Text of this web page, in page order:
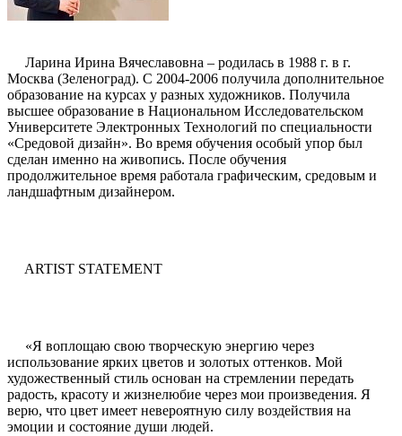
Ларина Ирина Вячеславовна – родилась в 1988 г. в г.
Москва (Зеленоград). С 2004-2006 получила дополнительное
образование на курсах у разных художников. Получила
высшее образование в Национальном Исследовательском
Университете Электронных Технологий по специальности
«Средовой дизайн». Во время обучения особый упор был
сделан именно на живопись. После обучения
продолжительное время работала графическим, средовым и
ландшафтным дизайнером.
ARTIST STATEMENT
«Я воплощаю свою творческую энергию через
использование ярких цветов и золотых оттенков. Мой
художественный стиль основан на стремлении передать
радость, красоту и жизнелюбие через мои произведения. Я
верю, что цвет имеет невероятную силу воздействия на
эмоции и состояние души людей.